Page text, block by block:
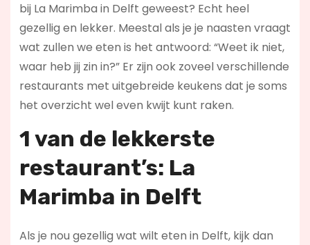
bij La Marimba in Delft geweest? Echt heel
gezellig en lekker. Meestal als je je naasten vraagt
wat zullen we eten is het antwoord: “Weet ik niet,
waar heb jij zin in?” Er zijn ook zoveel verschillende
restaurants met uitgebreide keukens dat je soms
het overzicht wel even kwijt kunt raken.
1 van de lekkerste
restaurant’s: La
Marimba in Delft
Als je nou gezellig wat wilt eten in Delft, kijk dan